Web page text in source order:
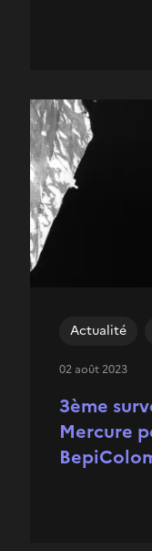
3ème
Mercure
Actualité
02 août 2023